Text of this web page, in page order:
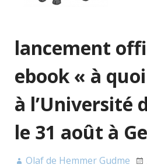
lancement
ebook « à
à l’Université
le 31 août à
Olaf de Hemmer Gudme